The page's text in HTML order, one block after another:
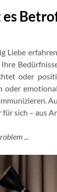
Liebe
oder
oder
sich – aus
...